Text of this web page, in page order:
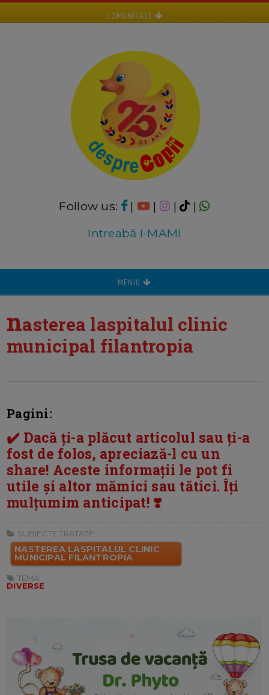
COMUNITATE
Follow us: | | |
|
Intreabă I-MAMI
MENIU
nasterea laspitalul clinic
municipal filantropia
Pagini:
✔️ Dacă ți-a plăcut articolul sau ți-a
fost de folos, apreciază-l cu un
share! Aceste informații le pot fi
utile și altor mămici sau tătici. Îți
mulțumim anticipat! ❣️
SUBIECTE TRATATE:
NASTEREA LASPITALUL CLINIC
MUNICIPAL FILANTROPIA
TEMA:
DIVERSE